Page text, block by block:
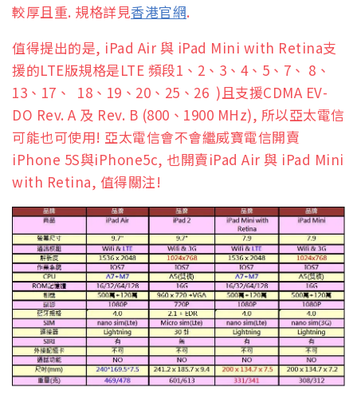
較厚且重. 規格詳見香港官網.
值得提出的是, iPad Air 與 iPad Mini with Retina支
援的LTE版規格是LTE 頻段1、2、3、4、5、7、 8、
13、17、 18、19、20、25、26 )且支援CDMA EV-
DO Rev. A 及 Rev. B (800、1900 MHz), 所以亞太電信
可能也可使用! 亞太電信會不會繼威寶電信開賣
iPhone 5S與iPhone5c, 也開賣iPad Air 與 iPad Mini
with Retina, 值得關注!